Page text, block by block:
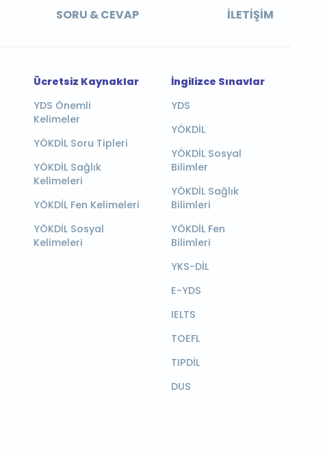
SORU & CEVAP İLETIŞIM
Ücretsiz Kaynaklar
YDS Önemli
Kelimeler
YÖKDİL Soru Tipleri
YÖKDİL Sağlık
Kelimeleri
YÖKDİL Fen Kelimeleri
YÖKDİL Sosyal
Kelimeleri
İngilizce Sınavlar
YDS
YÖKDİL
YÖKDİL Sosyal
Bilimler
YÖKDİL Sağlık
Bilimleri
YÖKDİL Fen
Bilimleri
YKS-DİL
E-YDS
IELTS
TOEFL
TIPDİL
DUS